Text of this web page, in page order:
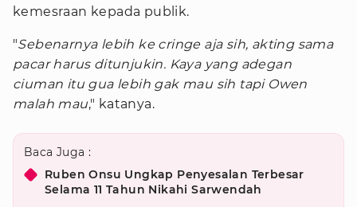
kemesraan kepada publik.
"Sebenarnya lebih ke cringe aja sih, akting sama
pacar harus ditunjukin. Kaya yang adegan
ciuman itu gua lebih gak mau sih tapi Owen
malah mau," katanya.
Baca Juga :
Ruben Onsu Ungkap Penyesalan Terbesar
Selama 11 Tahun Nikahi Sarwendah